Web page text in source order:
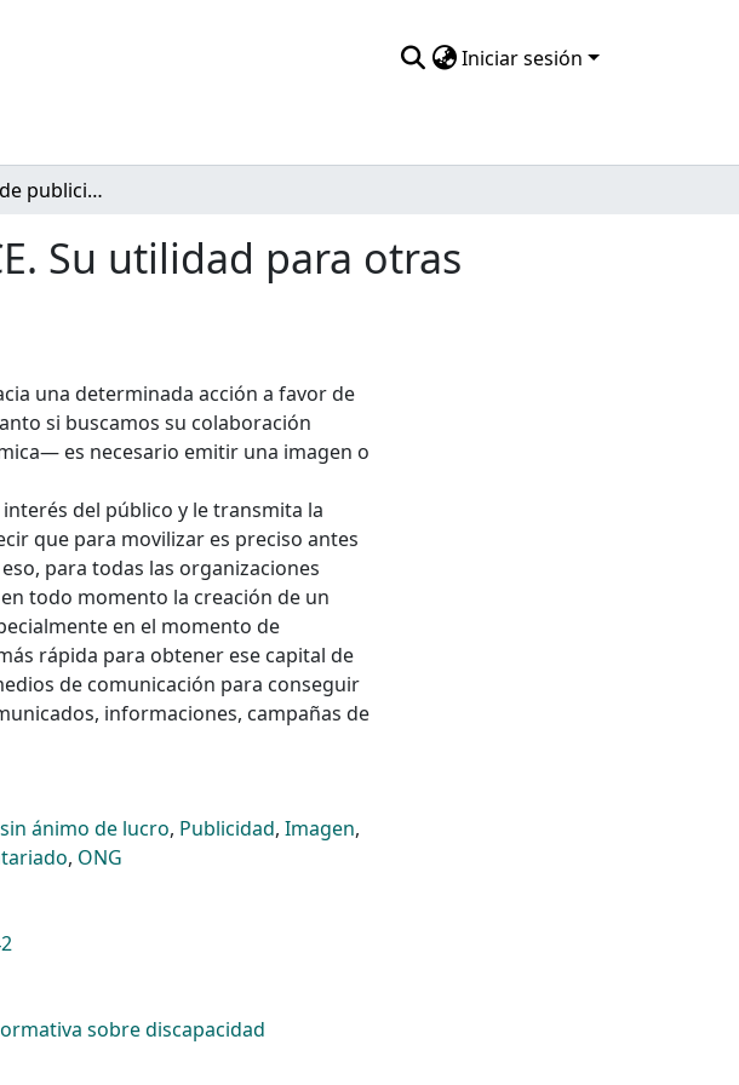
Iniciar sesión
La experiencia de publicidad de la ONCE. Su utilidad para otras organizaciones voluntarias
Su utilidad para otras
una determinada acción a favor de
si buscamos su colaboración
es necesario emitir una imagen o
del público y le transmita la
que para movilizar es preciso antes
para todas las organizaciones
todo momento la creación de un
en el momento de
rápida para obtener ese capital de
de comunicación para conseguir
informaciones, campañas de
ánimo de lucro, Publicidad, Imagen,
, ONG
sobre discapacidad